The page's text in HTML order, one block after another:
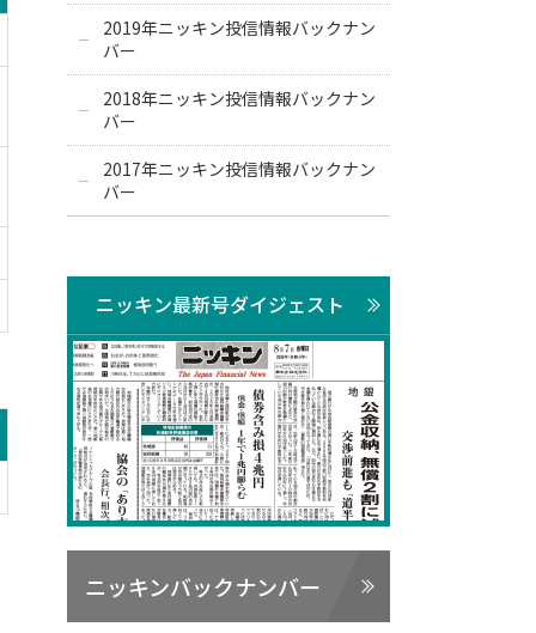
2019年ニッキン投信情報バックナン
バー
2018年ニッキン投信情報バックナン
バー
2017年ニッキン投信情報バックナン
バー
ニッキン最新号ダイジェスト
ニッキンバックナンバー